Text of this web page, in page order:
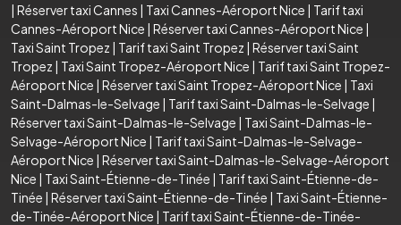
| Réserver taxi Cannes | Taxi Cannes-Aéroport Nice | Tarif taxi
Cannes-Aéroport Nice | Réserver taxi Cannes-Aéroport Nice |
Taxi Saint Tropez | Tarif taxi Saint Tropez | Réserver taxi Saint
Tropez | Taxi Saint Tropez-Aéroport Nice | Tarif taxi Saint Tropez-
Aéroport Nice | Réserver taxi Saint Tropez-Aéroport Nice | Taxi
Saint-Dalmas-le-Selvage | Tarif taxi Saint-Dalmas-le-Selvage |
Réserver taxi Saint-Dalmas-le-Selvage | Taxi Saint-Dalmas-le-
Selvage-Aéroport Nice | Tarif taxi Saint-Dalmas-le-Selvage-
Aéroport Nice | Réserver taxi Saint-Dalmas-le-Selvage-Aéroport
Nice | Taxi Saint-Étienne-de-Tinée | Tarif taxi Saint-Étienne-de-
Tinée | Réserver taxi Saint-Étienne-de-Tinée | Taxi Saint-Étienne-
de-Tinée-Aéroport Nice | Tarif taxi Saint-Étienne-de-Tinée-